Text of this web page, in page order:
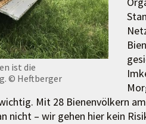
ist die
© Heftberger
Mit 28 Bienenvölkern
nicht – wir gehen hier kein